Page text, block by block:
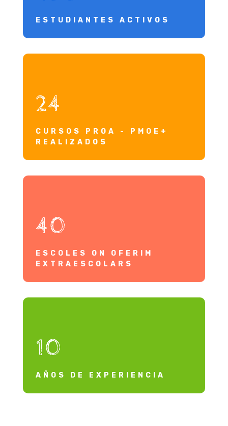
ESTUDIANTES ACTIVOS
24
CURSOS PROA - PMOE+
REALIZADOS
40
ESCOLES ON OFERIM
EXTRAESCOLARS
10
AÑOS DE EXPERIENCIA